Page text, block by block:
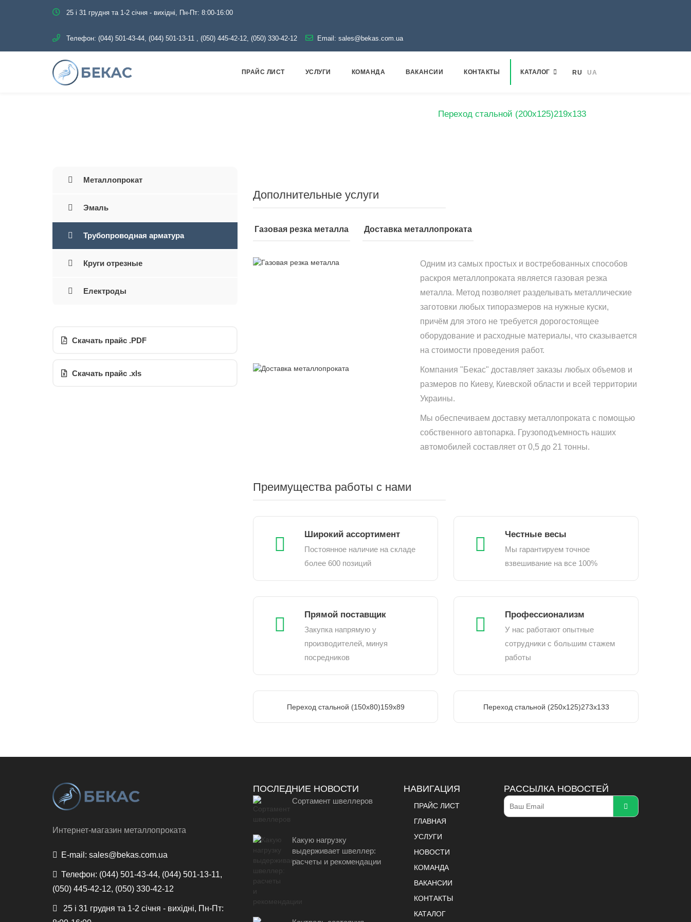
25 і 31 грудня та 1-2 січня - вихідні, Пн-Пт: 8:00-16:00
Телефон: (044) 501-43-44, (044) 501-13-11 , (050) 445-42-12, (050) 330-42-12 Email: sales@bekas.com.ua
ПРАЙС ЛИСТ УСЛУГИ КОМАНДА ВАКАНСИИ КОНТАКТЫ КАТАЛОГ RU UA
Переход стальной (200х125)219х133
Металлопрокат
Эмаль
Трубопроводная арматура
Круги отрезные
Електроды
Скачать прайс .PDF
Скачать прайс .xls
Дополнительные услуги
Газовая резка металла Доставка металлопроката
Одним из самых простых и востребованных способов
раскроя металлопроката является газовая резка
металла. Метод позволяет разделывать металлические
заготовки любых типоразмеров на нужные куски,
причём для этого не требуется дорогостоящее
оборудование и расходные материалы, что сказывается
на стоимости проведения работ.
Компания "Бекас" доставляет заказы любых объемов и
размеров по Киеву, Киевской области и всей территории
Украины.
Мы обеспечиваем доставку металлопроката с помощью
собственного автопарка. Грузоподъемность наших
автомобилей составляет от 0,5 до 21 тонны.
Преимущества работы с нами
Широкий ассортимент
Постоянное наличие на складе
более 600 позиций
Честные весы
Мы гарантируем точное
взвешивание на все 100%
Прямой поставщик
Закупка напрямую у
производителей, минуя
посредников
Профессионализм
У нас работают опытные
сотрудники с большим стажем
работы
Переход стальной (150х80)159х89 Переход стальной (250х125)273х133
Интернет-магазин металлопроката
E-mail: sales@bekas.com.ua
Телефон: (044) 501-43-44, (044) 501-13-11,
(050) 445-42-12, (050) 330-42-12
25 і 31 грудня та 1-2 січня - вихідні, Пн-Пт:
ПОСЛЕДНИЕ НОВОСТИ
Сортамент швеллеров
Какую нагрузку
выдерживает швеллер:
расчеты и рекомендации
НАВИГАЦИЯ
ПРАЙС ЛИСТ
ГЛАВНАЯ
УСЛУГИ
НОВОСТИ
КОМАНДА
ВАКАНСИИ
КОНТАКТЫ
КАТАЛОГ
РАССЫЛКА НОВОСТЕЙ